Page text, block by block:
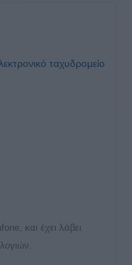
ταχυδρομείο
και έχει λάβει